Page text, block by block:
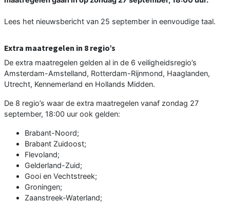
Lees het nieuwsbericht van 25 september in eenvoudige taal.
Extra maatregelen in 8 regio’s
De extra maatregelen gelden al in de 6 veiligheidsregio’s
Amsterdam-Amstelland, Rotterdam-Rijnmond, Haaglanden,
Utrecht, Kennemerland en Hollands Midden.
De 8 regio’s waar de extra maatregelen vanaf zondag 27
september, 18:00 uur ook gelden:
Brabant-Noord;
Brabant Zuidoost;
Flevoland;
Gelderland-Zuid;
Gooi en Vechtstreek;
Groningen;
Zaanstreek-Waterland;